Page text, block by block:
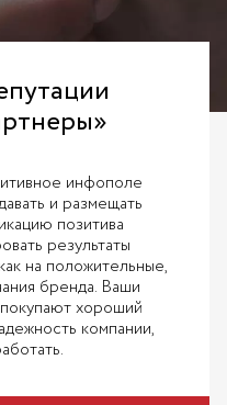
инфополе
и размещать
позитива
результаты
на положительные,
бренда. Ваши
хороший
компании,